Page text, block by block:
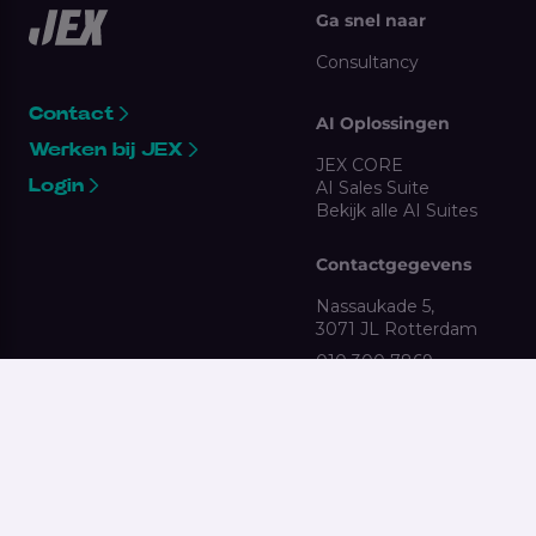
Contact
Werken bij JEX
Login
Ga snel naar
Consultancy
AI Oplossingen
JEX CORE
AI Sales Suite
Bekijk alle AI Suites
Contactgegevens
Nassaukade 5,
3071 JL Rotterdam
010 300 7869